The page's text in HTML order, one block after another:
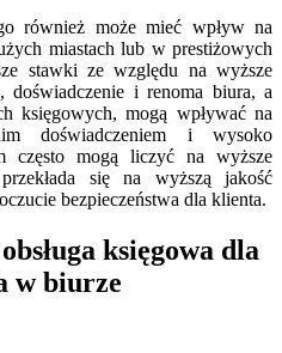
również może mieć wpływ na
miastach lub w prestiżowych
stawki ze względu na wyższe
doświadczenie i renoma biura, a
księgowych, mogą wpływać na
doświadczeniem i wysoko
często mogą liczyć na wyższe
się na wyższą jakość
bezpieczeństwa dla klienta.
księgowa dla
w biurze